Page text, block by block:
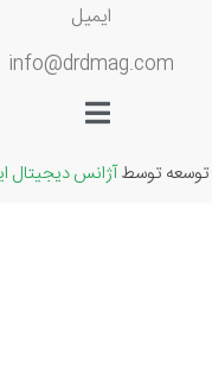
ایمیل
info@drdmag.com
توسطآژانس دیجیتال